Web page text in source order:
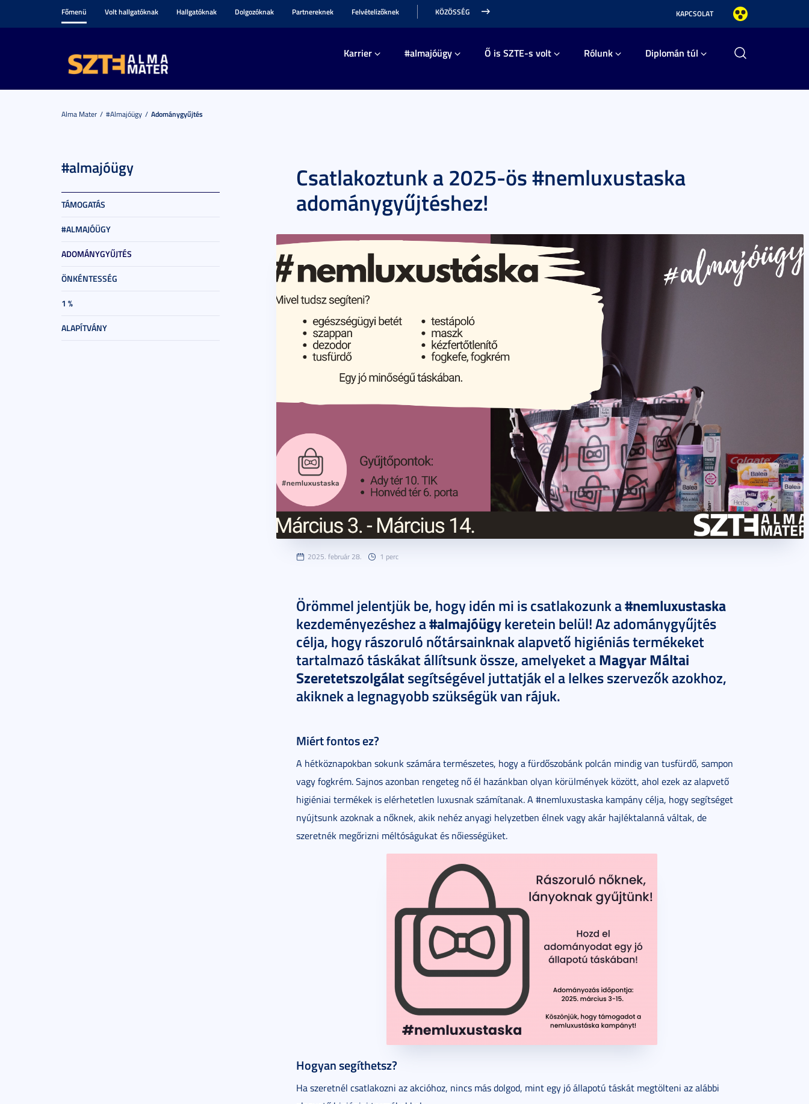
Főmenü Volt hallgatóknak Hallgatóknak Dolgozóknak Partnereknek Felvételizőknek KÖZÖSSÉG KAPCSOLAT
Karrier #almajóügy Ő is SZTE-s volt Rólunk Diplomán túl
Alma Mater #almajóügy Adománygyűjtés
#almajóügy
TÁMOGATÁS
#ALMAJÓÜGY
ADOMÁNYGYŰJTÉS
ÖNKÉNTESSÉG
1 %
ALAPÍTVÁNY
Csatlakoztunk a 2025-ös #nemluxustaska
adománygyűjtéshez!
2025. február 28. 1 perc
Örömmel jelentjük be, hogy idén mi is csatlakozunk a#nemluxustaska
kezdeményezéshez a#almajóügykeretein belül! Az adománygyűjtés
célja, hogy rászoruló nőtársainknak alapvető higiéniás termékeket
tartalmazó táskákat állítsunk össze, amelyeket aMagyar Máltai
Szeretetszolgálatsegítségével juttatják el a lelkes szervezők azokhoz,
akiknek a legnagyobb szükségük van rájuk.
Miért fontos ez?
A hétköznapokban sokunk számára természetes, hogy a fürdőszobánk polcán mindig van tusfürdő, sampon
vagy fogkrém. Sajnos azonban rengeteg nő él hazánkban olyan körülmények között, ahol ezek az alapvető
higiéniai termékek is elérhetetlen luxusnak számítanak. A #nemluxustaska kampány célja, hogy segítséget
nyújtsunk azoknak a nőknek, akik nehéz anyagi helyzetben élnek vagy akár hajléktalanná váltak, de
szeretnék megőrizni méltóságukat és nőiességüket.
Hogyan segíthetsz?
Ha szeretnél csatlakozni az akcióhoz, nincs más dolgod, mint egy jó állapotú táskát megtölteni az alábbi